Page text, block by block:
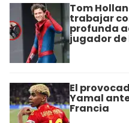
Tom
trabajar
profunda
jugador
El
Yamal
Francia